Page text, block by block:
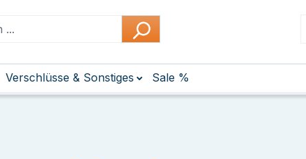
Verschlüsse & Sonstiges Sale %